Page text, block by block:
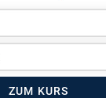
ZUM KURS